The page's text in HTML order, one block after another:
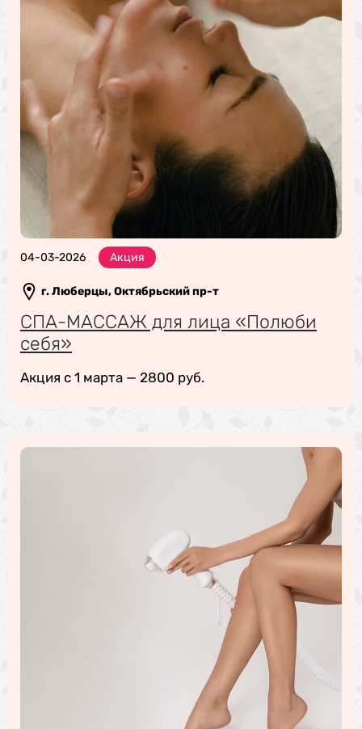
04-03-2026 Акция
г. Люберцы, Октябрьский пр-т
СПА-МАССАЖ для лица «Полюби
себя»
Акция с 1 марта — 2800 руб.